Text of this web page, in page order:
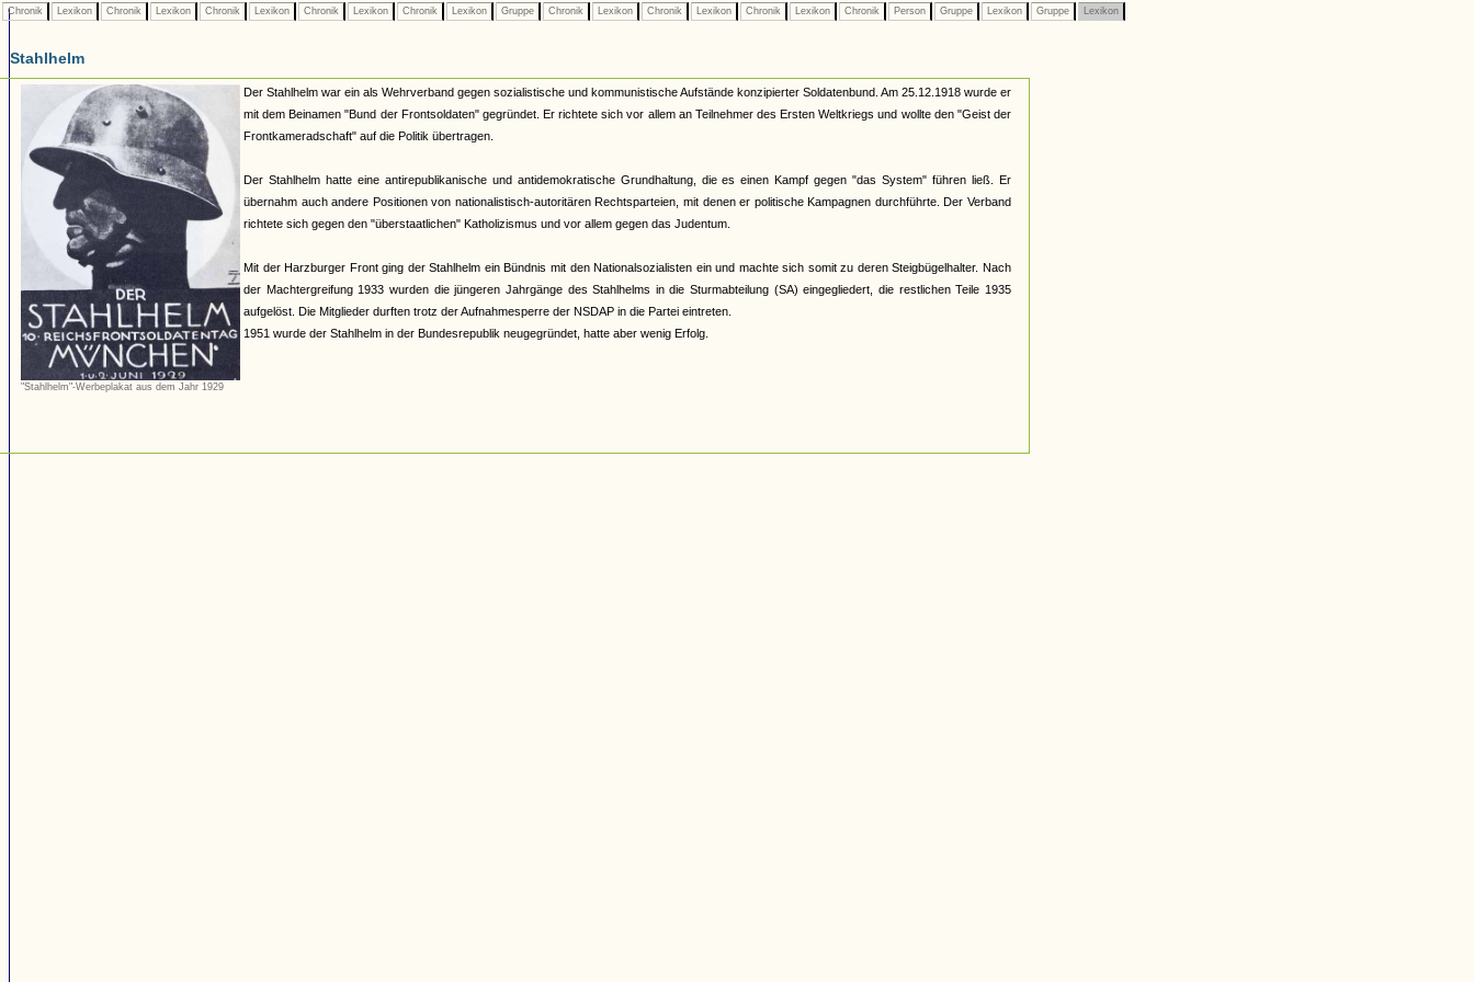
Chronik Lexikon Chronik Lexikon Chronik Lexikon Chronik Lexikon Chronik Lexikon Gruppe Chronik Lexikon Chronik Lexikon Chronik Lexikon Chronik Person Gruppe Lexikon Gruppe Lexikon
Stahlhelm
"Stahlhelm"-Werbeplakat aus dem Jahr 1929
Der Stahlhelm war ein als Wehrverband gegen sozialistische und kommunistische Aufstände konzipierter Soldatenbund. Am 25.12.1918 wurde er
mit dem Beinamen "Bund der Frontsoldaten" gegründet. Er richtete sich vor allem an Teilnehmer des Ersten Weltkriegs und wollte den "Geist der
Frontkameradschaft" auf die Politik übertragen.
Der Stahlhelm hatte eine antirepublikanische und antidemokratische Grundhaltung, die es einen Kampf gegen "das System" führen ließ. Er
übernahm auch andere Positionen von nationalistisch-autoritären Rechtsparteien, mit denen er politische Kampagnen durchführte. Der Verband
richtete sich gegen den "überstaatlichen" Katholizismus und vor allem gegen das Judentum.
Mit der Harzburger Front ging der Stahlhelm ein Bündnis mit den Nationalsozialisten ein und machte sich somit zu deren Steigbügelhalter. Nach
der Machtergreifung 1933 wurden die jüngeren Jahrgänge des Stahlhelms in die Sturmabteilung (SA) eingegliedert, die restlichen Teile 1935
aufgelöst. Die Mitglieder durften trotz der Aufnahmesperre der NSDAP in die Partei eintreten.
1951 wurde der Stahlhelm in der Bundesrepublik neugegründet, hatte aber wenig Erfolg.